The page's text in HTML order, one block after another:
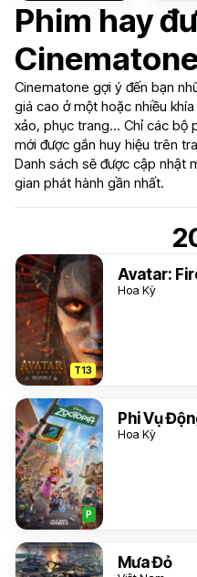
Phim hay
Cinematone gợi ý đến bạn
giá cao ở một hoặc nhiều
xảo, phục trang... Chỉ các bộ
mới được gắn huy hiệu trên
Danh sách sẽ được cập nhật
gian phát hành gần nhất.
T13
Avatar:
Hoa Kỳ
P
Phi Vụ
Hoa Kỳ
Mưa Đỏ